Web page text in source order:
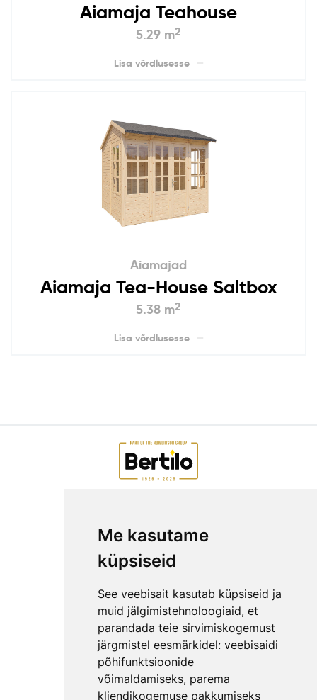
Me kasutame
küpsiseid
See veebisait kasutab küpsiseid ja
muid jälgimistehnoloogiaid, et
parandada teie sirvimiskogemust
järgmistel eesmärkidel: veebisaidi
põhifunktsioonide
võimaldamiseks, parema
kliendikogemuse pakkumiseks
Aiamaja Teahouse
5.29 m2
Lisa võrdlusesse
Aiamajad
Aiamaja Tea-House Saltbox
5.38 m2
Lisa võrdlusesse
ETTEVÕTTEST
KKK
KONTAKT
MEESKOND
GARANTIITINGIMUSED
PRIVAATSUSPOLIITIKA
NÕUANDED
LEPINGUST TAGANEMISE AVALDUS